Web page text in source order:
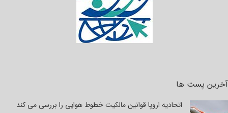
آخرین پست ها
اتحادیه اروپا قوانین مالکیت خطوط هوایی را بررسی می کند